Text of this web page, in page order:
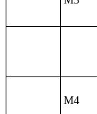
M4